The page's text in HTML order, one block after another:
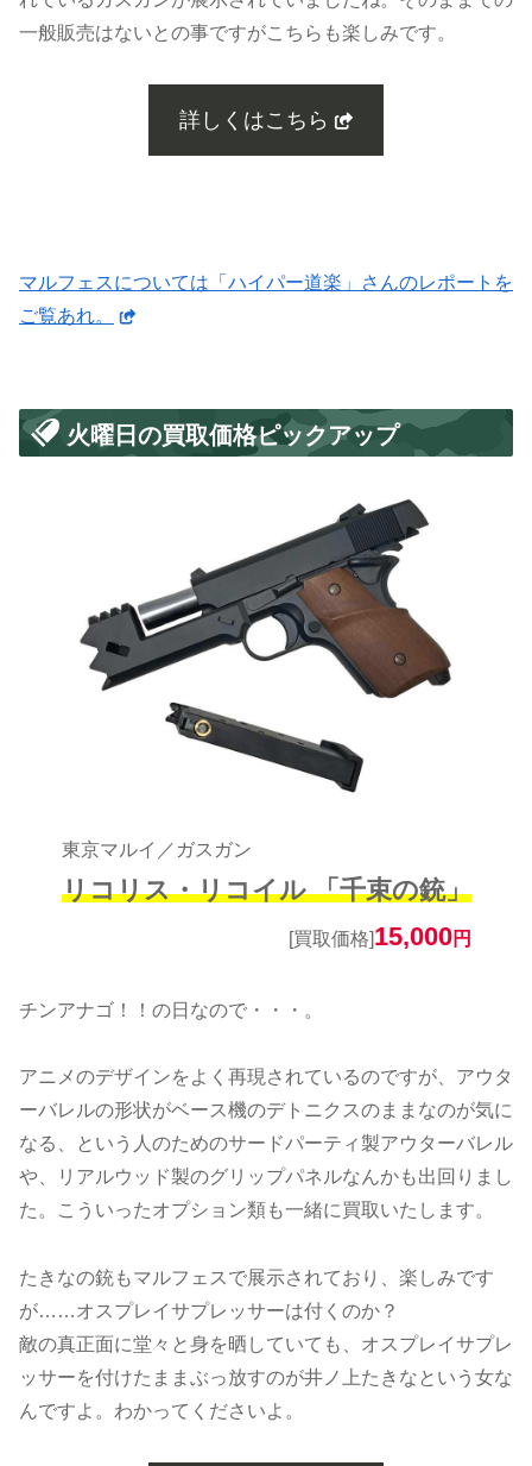
一般販売はないとの事ですがこちらも楽しみです。
詳しくはこちら
マルフェスについては「ハイパー道楽」さんのレポートを
ご覧あれ。
火曜日の買取価格ピックアップ
東京マルイ／ガスガン
リコリス・リコイル 「千束の銃」
[買取価格]15,000円
チンアナゴ！！の日なので・・・。
アニメのデザインをよく再現されているのですが、アウタ
ーバレルの形状がベース機のデトニクスのままなのが気に
なる、という人のためのサードパーティ製アウターバレル
や、リアルウッド製のグリップパネルなんかも出回りまし
た。こういったオプション類も一緒に買取いたします。
たきなの銃もマルフェスで展示されており、楽しみです
が……オスプレイサプレッサーは付くのか？
敵の真正面に堂々と身を晒していても、オスプレイサプレ
ッサーを付けたままぶっ放すのが井ノ上たきなという女な
んですよ。わかってくださいよ。